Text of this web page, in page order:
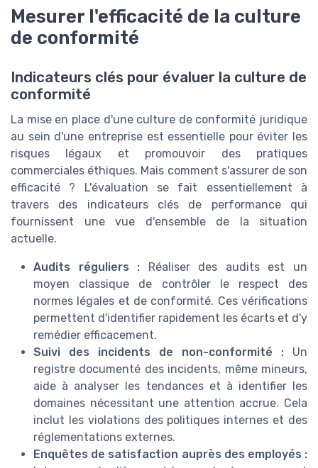
Mesurer l'efficacité de la culture
de conformité
Indicateurs clés pour évaluer la culture de
conformité
La mise en place d'une culture de conformité juridique
au sein d'une entreprise est essentielle pour éviter les
risques légaux et promouvoir des pratiques
commerciales éthiques. Mais comment s'assurer de son
efficacité ? L'évaluation se fait essentiellement à
travers des indicateurs clés de performance qui
fournissent une vue d'ensemble de la situation
actuelle.
Audits réguliers : Réaliser des audits est un
moyen classique de contrôler le respect des
normes légales et de conformité. Ces vérifications
permettent d'identifier rapidement les écarts et d'y
remédier efficacement.
Suivi des incidents de non-conformité : Un
registre documenté des incidents, même mineurs,
aide à analyser les tendances et à identifier les
domaines nécessitant une attention accrue. Cela
inclut les violations des politiques internes et des
réglementations externes.
Enquêtes de satisfaction auprès des employés :